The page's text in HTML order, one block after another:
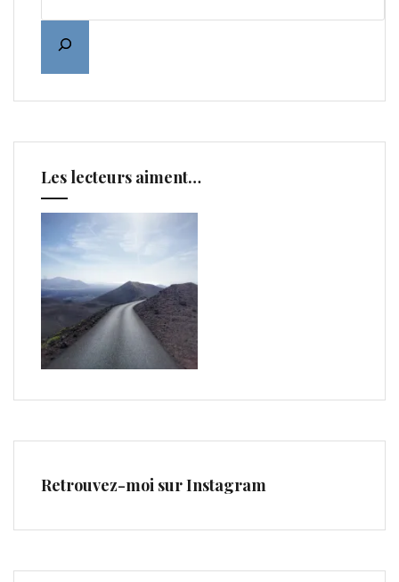
Les lecteurs aiment…
Retrouvez-moi sur Instagram